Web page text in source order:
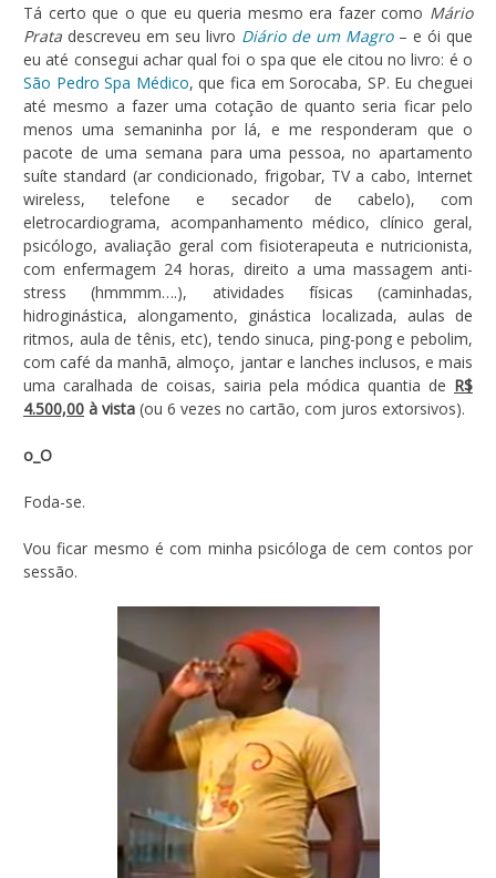
Tá certo que o que eu queria mesmo era fazer como Mário
Prata descreveu em seu livro Diário de um Magro– e ói que
eu até consegui achar qual foi o spa que ele citou no livro: é o
São Pedro Spa Médico, que fica em Sorocaba, SP. Eu cheguei
até mesmo a fazer uma cotação de quanto seria ficar pelo
menos uma semaninha por lá, e me responderam que o
pacote de uma semana para uma pessoa, no apartamento
suíte standard (ar condicionado, frigobar, TV a cabo, Internet
wireless, telefone e secador de cabelo), com
eletrocardiograma, acompanhamento médico, clínico geral,
psicólogo, avaliação geral com fisioterapeuta e nutricionista,
com enfermagem 24 horas, direito a uma massagem anti-
stress (hmmmm….), atividades físicas (caminhadas,
hidroginástica, alongamento, ginástica localizada, aulas de
ritmos, aula de tênis, etc), tendo sinuca, ping-pong e pebolim,
com café da manhã, almoço, jantar e lanches inclusos, e mais
uma caralhada de coisas, sairia pela módica quantia de R$
4.500,00 à vista (ou 6 vezes no cartão, com juros extorsivos).
o_O
Foda-se.
Vou ficar mesmo é com minha psicóloga de cem contos por
sessão.